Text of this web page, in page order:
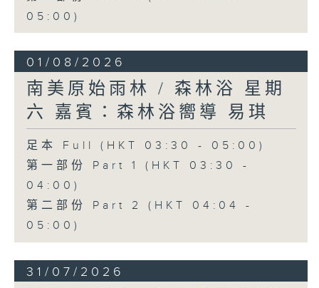
05:00)
01/08/2026
南美原始雨林 / 森林浴 星期
六 嘉賓：森林浴嚮導 易琪
足本 Full (HKT 03:30 - 05:00)
第一部份 Part 1 (HKT 03:30 -
04:00)
第二部份 Part 2 (HKT 04:04 -
05:00)
31/07/2026